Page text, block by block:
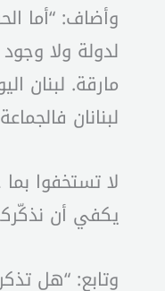
وأضاف: “أما
لدولة ولا
مارقة. لبنان
لبنانان فالجماعة لا تريد
لا تستخفوا
يكفي أن
وتابع: “هل